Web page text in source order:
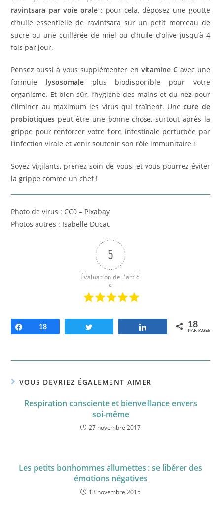
ravintsara par voie orale: pour cela, déposez une goutte
d’huile essentielle de ravintsara sur un petit morceau de
sucre ou une cuillerée de miel ou d’huile d’olive jusqu’à 4
fois par jour.
Pensez aussi à vous supplémenter en vitamine Cavec une
formule lysosomaleplus biodisponible pour votre
organisme. Et bien sûr, l’hygiène des mains et du nez pour
éliminer au maximum les virus qui traînent. Unecure de
probiotiques peut être une bonne chose, surtout après la
grippe pour renforcer votre flore intestinale perturbée par
l’infection virale et venir soutenir son rôle immunitaire !
Soyez vigilants, prenez soin de vous, et vous pourrez éviter
la grippe comme un chef !
Photo de virus : CC0 – Pixabay
Photos autres : Isabelle Ducau
5
Évaluation de l'articl
e
Partagez
18 Partagez 18
PARTAGES
VOUS DEVRIEZ ÉGALEMENT AIMER
Respiration consciente et bienveillance envers
soi-même
27 novembre 2017
Les petits bonhommes allumettes : se libérer des
émotions négatives
13 novembre 2015